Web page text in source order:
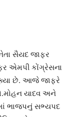
સૈયદ જાફર
એમપી કોંગ્રેસના
છે. આજે જાફરે
યાદવ અને
ભાજપનું સભ્યપદ